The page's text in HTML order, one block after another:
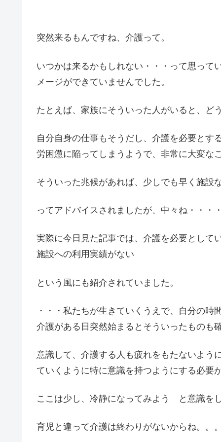
突然来るもんですね、介護って。
いつかは来るかもしれない・・・って思って
メージができていませんでした。
たとえば、家族にそういった人がいると、ど
自分自身の仕事もそうだし、介護を必要とす
労困憊に陥ってしまうようで、非常に大変な
そういった兆候があれば、少しでも早く施設
ってアドバイスされましたが、中々ね・・・
実際に今日見た記事では、介護を必要として
施設への利用実績がない
という風にも紹介されていました。
・・・私たちが生きていくうえで、自分の
介護がある日突然始まるとそういったものも
意識して、介護する人も疲れをもたないよう
ていくように特に意識を持つようにする必要
ここは少し、冷静になってみよう と意識を
育児と違って介護は終わりがないからね。。